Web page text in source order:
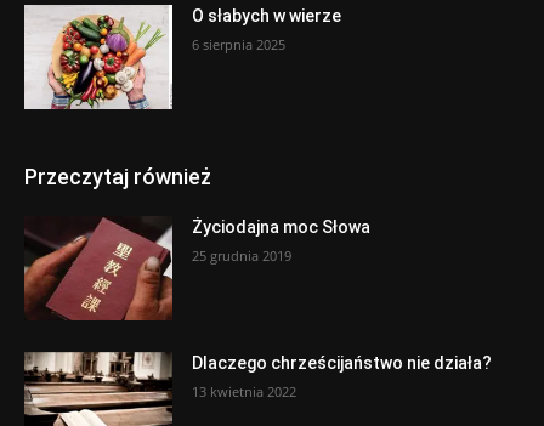
O słabych w wierze
6 sierpnia 2025
Przeczytaj również
Życiodajna moc Słowa
25 grudnia 2019
Dlaczego chrześcijaństwo nie działa?
13 kwietnia 2022